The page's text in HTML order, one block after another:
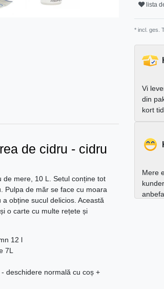
de cidru - cidru
mere, 10 L. Setul conține tot
Pulpa de măr se face cu moara
obține sucul delicios. Această
o carte cu multe rețete și
12 l
7L
deschidere normală cu coș +
lista
* incl. ges.
Vi
din
kort
Mere